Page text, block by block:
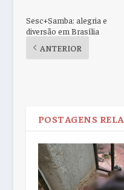
Sesc+Samba: alegria e
diversão em Brasília
ANTERIOR
POSTAGENS